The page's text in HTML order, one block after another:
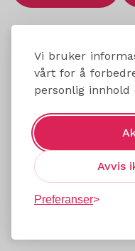
Vi bruker
vårt for å
personlig innhold
Avvis
Preferanser